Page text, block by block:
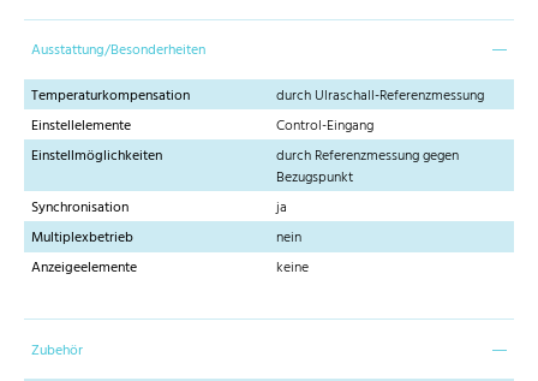
Ausstattung/Besonderheiten
Temperaturkompensation
durch Ulraschall-Referenzmessung
Einstellelemente
Control-Eingang
Einstellmöglichkeiten
durch Referenzmessung gegen
Bezugspunkt
Synchronisation
ja
Multiplexbetrieb
nein
Anzeigeelemente
keine
Zubehör